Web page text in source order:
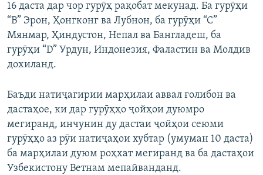
16 даста дар чор гурӯҳ рақобат мекунад. Ба гурӯҳи
“В” Эрон, Ҳонгконг ва Лубнон, ба гурӯҳи “С”
Мянмар, Ҳиндустон, Непал ва Бангладеш, ба
гурӯҳи “D” Урдун, Индонезия, Фаластин ва Молдив
дохиланд.
Баъди натиҷагирии марҳилаи аввал ғолибон ва
дастаҳое, ки дар гурӯҳҳо ҷойҳои дуюмро
мегиранд, инчунин ду дастаи ҷойҳои сеюми
гурӯҳҳо аз рӯи натиҷаҳои хубтар (умуман 10 даста)
ба марҳилаи дуюм роҳхат мегиранд ва ба дастаҳои
Узбекистону Ветнам мепайванданд.